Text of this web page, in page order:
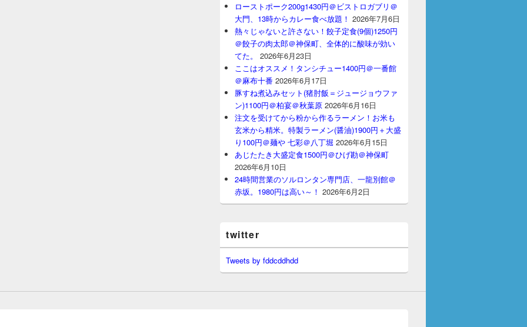
ローストポーク200g1430円＠ビストロガブリ＠
大門、13時からカレー食べ放題！ 2026年7月6日
熱々じゃないと許さない！餃子定食(9個)1250円
＠餃子の肉太郎＠神保町、全体的に酸味が効い
てた。
2026年6月23日
ここはオススメ！タンシチュー1400円＠一番館
＠麻布十番 2026年6月17日
豚すね煮込みセット(猪肘飯＝ジュージョウファ
ン)1100円＠柏宴＠秋葉原 2026年6月16日
注文を受けてから粉から作るラーメン！お米も
玄米から精米。特製ラーメン(醤油)1900円＋大盛
り100円＠麺や 七彩＠八丁堀 2026年6月15日
あじたたき大盛定食1500円＠ひげ勘＠神保町
2026年6月10日
24時間営業のソルロンタン専門店、一龍別館＠
赤坂。1980円は高い～！ 2026年6月2日
twitter
Tweets by fddcddhdd